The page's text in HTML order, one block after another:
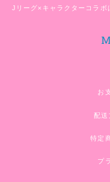
Jリーグ×キャラクターコラボ
お
配送
特定
プ